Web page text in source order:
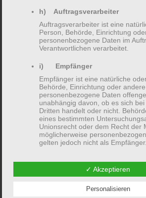
Anzahl der
zu informieren. Dies
dem gewählten
Natürlich haben Sie auch
die Kosten für Ihre
tragen. Mein Honorar
Gebührenordnung für
Psychotherapeuten (GOP).
Unsere Sitzungen finden im
Minuten. In Phasen mit
Belastungsniveau und je nach
h) Auftragsverarbeiter
Auftragsverarbeiter ist eine
Person, Behörde, Einrichtung
personenbezogene Daten im
Verantwortlichen verarbeitet.
i) Empfänger
Empfänger ist eine natürliche
Behörde, Einrichtung oder
personenbezogene Daten
unabhängig davon, ob es sich
Dritten handelt oder nicht.
eines bestimmten
Unionsrecht oder dem Recht der
möglicherweise
gelten jedoch nicht als Empfänger.
j) Dritter
Dritter ist eine natürliche oder
betroffenen Person, dem
✓ Akzeptieren
Personalisieren